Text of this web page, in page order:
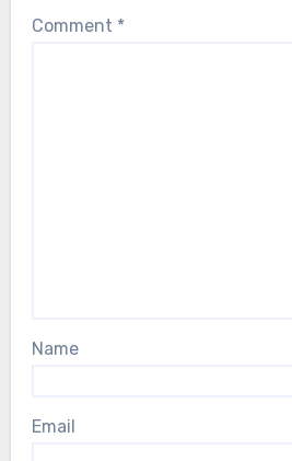
Comment *
Name
Email